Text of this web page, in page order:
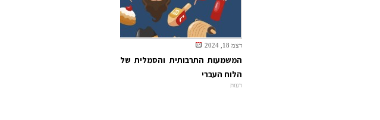
דצמ 18, 2024
המשמעות התרבותית והסמלית של
הלוח העברי
דעות